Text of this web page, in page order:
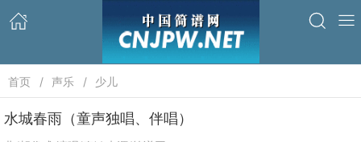
首页 声乐 少儿
水城春雨（童声独唱、伴唱）